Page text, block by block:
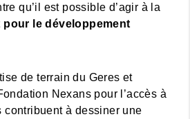
qu’il est possible d’agir à la
pour le développement
de terrain du Geres et
Nexans pour l’accès à
contribuent à dessiner une